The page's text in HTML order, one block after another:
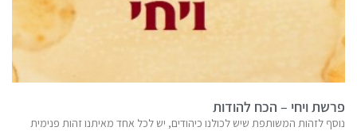
פרשת ויחי – הכח להודות
נוסף לזהות המשותפת שיש לכולנו כיהודים, יש לכל אחד מאיתנו זהות פנימית